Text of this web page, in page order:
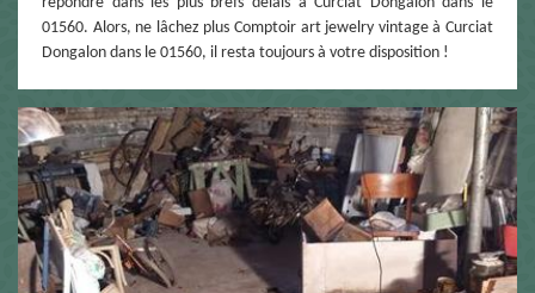
01560. Alors, ne lâchez plus Comptoir art jewelry vintage à Curciat
Dongalon dans le 01560, il resta toujours à votre disposition !